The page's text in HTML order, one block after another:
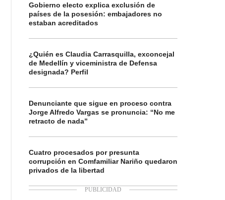
Gobierno electo explica exclusión de
países de la posesión: embajadores no
estaban acreditados
¿Quién es Claudia Carrasquilla, exconcejal
de Medellín y viceministra de Defensa
designada? Perfil
Denunciante que sigue en proceso contra
Jorge Alfredo Vargas se pronuncia: “No me
retracto de nada”
Cuatro procesados por presunta
corrupción en Comfamiliar Nariño quedaron
privados de la libertad